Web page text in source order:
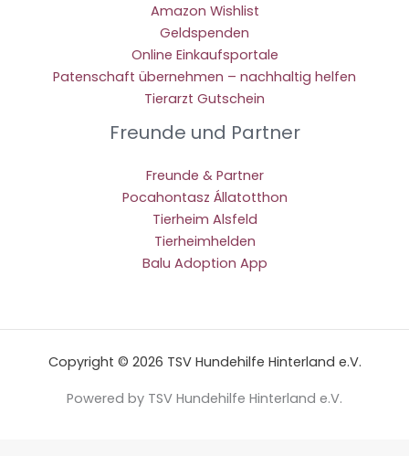
Amazon Wishlist
Geldspenden
Online Einkaufsportale
Patenschaft übernehmen – nachhaltig helfen
Tierarzt Gutschein
Freunde und Partner
Freunde & Partner
Pocahontasz Állatotthon
Tierheim Alsfeld
Tierheimhelden
Balu Adoption App
Copyright © 2026 TSV Hundehilfe Hinterland e.V.
Powered by TSV Hundehilfe Hinterland e.V.